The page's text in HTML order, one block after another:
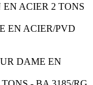
ACIER 2 TONS
DAME EN